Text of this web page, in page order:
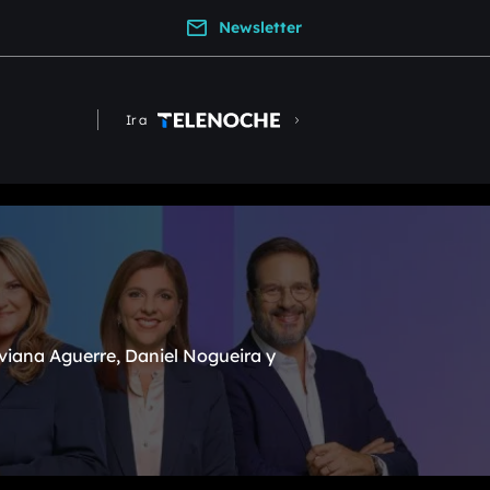
Newsletter
Ir a
Aguerre, Daniel Nogueira y